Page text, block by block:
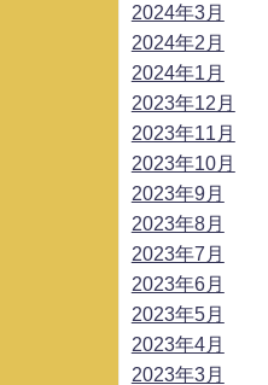
2024年3月
2024年2月
2024年1月
2023年12月
2023年11月
2023年10月
2023年9月
2023年8月
2023年7月
2023年6月
2023年5月
2023年4月
2023年3月